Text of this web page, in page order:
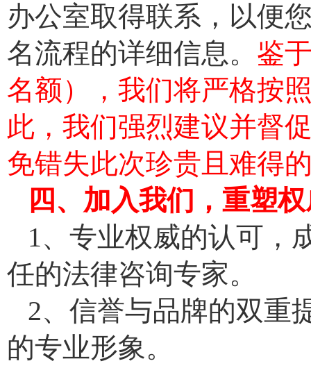
办公室取得联系，以便
名流程的详细信息。 鉴
名额），我们将严格按
此，我们强烈建议并督
免错失此次珍贵且难得
四 、 加入我们 ， 重塑
1、专业权威的认可，
任的法律咨询专家。
2、信誉与品牌的双重
的专业形象。